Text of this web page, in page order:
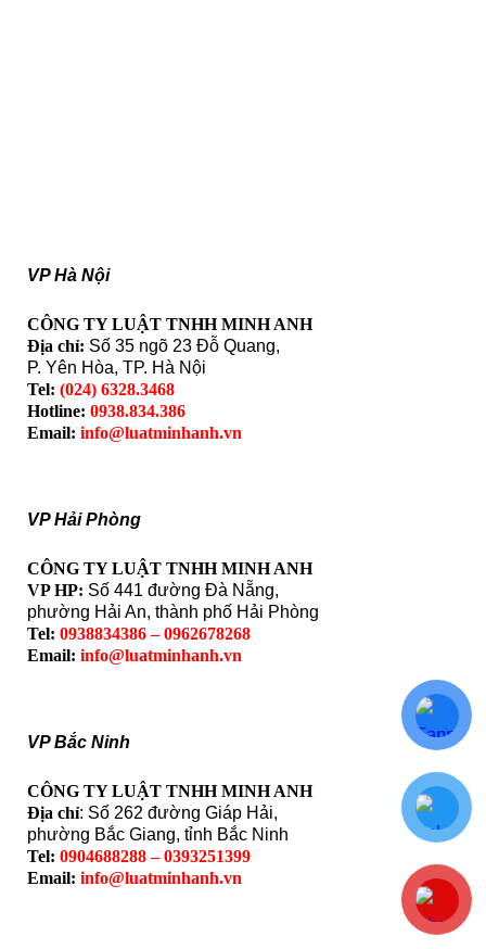
VP Hà Nội
CÔNG TY LUẬT TNHH MINH ANH
Địa chỉ: Số 35 ngõ 23 Đỗ Quang,
P. Yên Hòa, TP. Hà Nội
Tel: (024) 6328.3468
Hotline: 0938.834.386
Email: info@luatminhanh.vn
VP Hải Phòng
CÔNG TY LUẬT TNHH MINH ANH
VP HP: Số 441 đường Đà Nẵng,
phường Hải An, thành phố Hải Phòng
Tel: 0938834386 – 0962678268
Email: info@luatminhanh.vn
VP Bắc Ninh
CÔNG TY LUẬT TNHH MINH ANH
Địa chỉ: Số 262 đường Giáp Hải,
phường Bắc Giang, tỉnh Bắc Ninh
Tel: 0904688288 – 0393251399
Email: info@luatminhanh.vn